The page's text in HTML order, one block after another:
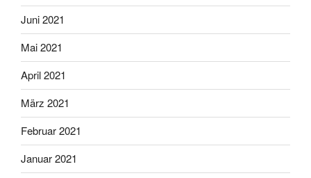
Juni 2021
Mai 2021
April 2021
März 2021
Februar 2021
Januar 2021